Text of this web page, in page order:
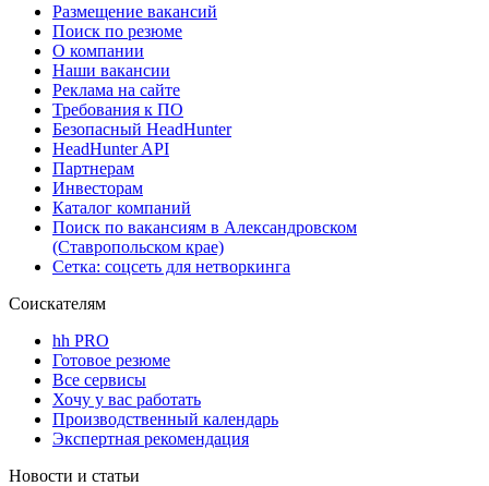
Размещение вакансий
Поиск по резюме
О компании
Наши вакансии
Реклама на сайте
Требования к ПО
Безопасный HeadHunter
HeadHunter API
Партнерам
Инвесторам
Каталог компаний
Поиск по вакансиям в Александровском
(Ставропольском крае)
Сетка: соцсеть для нетворкинга
Соискателям
hh PRO
Готовое резюме
Все сервисы
Хочу у вас работать
Производственный календарь
Экспертная рекомендация
Новости и статьи